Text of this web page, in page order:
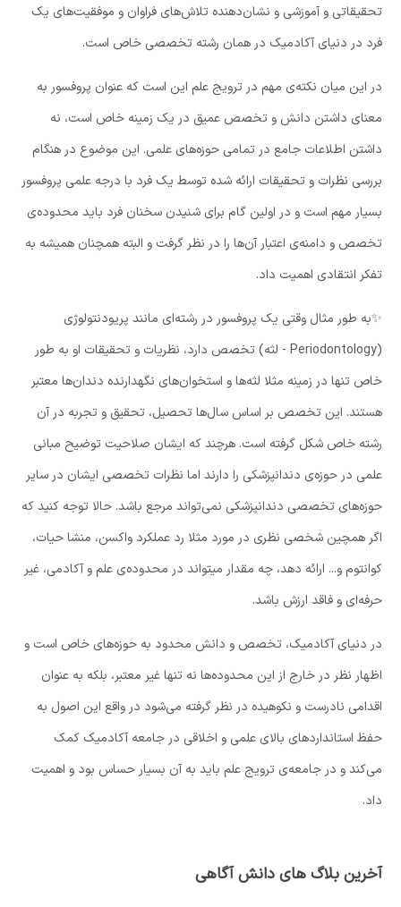
تحقیقاتی و آموزشی و نشان‌دهنده تلاش‌های فراوان و موفقیت‌های یک
فرد در دنیای آکادمیک در همان رشته تخصصی خاص است.
در این میان نکته‌ی مهم در ترویج علم این است که عنوان پروفسور به
معنای داشتن دانش و تخصص عمیق در یک زمینه خاص است، نه
داشتن اطلاعات جامع در تمامی حوزه‌های علمی. این موضوع در هنگام
بررسی نظرات و تحقیقات ارائه شده توسط یک فرد با درجه علمی پروفسور
بسیار مهم است و در اولین گام برای شنیدن سخنان فرد باید محدوده‌ی
تخصص و دامنه‌ی اعتبار آن‌ها را در نظر گرفت و البته همچنان همیشه به
تفکر انتقادی اهمیت داد.
✨به طور مثال وقتی یک پروفسور در رشته‌ای مانند پریودنتولوژی
(Periodontology - لثه) تخصص دارد، نظریات و تحقیقات او به طور
خاص تنها در زمینه مثلا لثه‌ها و استخوان‌های نگهدارنده دندان‌ها معتبر
هستند. این تخصص بر اساس سال‌ها تحصیل، تحقیق و تجربه در آن
رشته خاص شکل گرفته است. هرچند که ایشان صلاحیت توضیح مبانی
علمی در حوزه‌ی دندانپزشکی را دارند اما نظرات تخصصی ایشان در سایر
حوزه‌‌های تخصصی دندانپزشکی نمی‌تواند مرجع باشد. حالا توجه کنید که
اگر همچین شخصی نظری در مورد مثلا رد عملکرد واکسن، منشا حیات،
کوانتوم و... ارائه دهد، چه مقدار میتواند در محدوده‌ی علم و آکادمی، غیر
حرفه‌ای و فاقد ارزش باشد.
در دنیای آکادمیک، تخصص و دانش محدود به حوزه‌های خاص است و
اظهار نظر در خارج از این محدوده‌ها نه تنها غیر معتبر، بلکه به عنوان
اقدامی نادرست و نکوهیده در نظر گرفته می‌شود در واقع این اصول به
حفظ استانداردهای بالای علمی و اخلاقی در جامعه آکادمیک کمک
می‌کند و در جامعه‌ی ترویج علم باید به آن بسیار حساس بود و اهمیت
داد.
آخرین بلاگ های دانش آگاهی